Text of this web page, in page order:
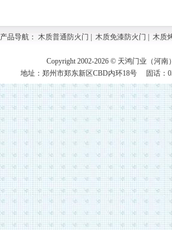
产品导航： 木质普通防火门 木质免漆防火门 木质
Copyright 2002-2026 © 天鸿门业（河
地址：郑州市郑东新区CBD内环18号 固话：